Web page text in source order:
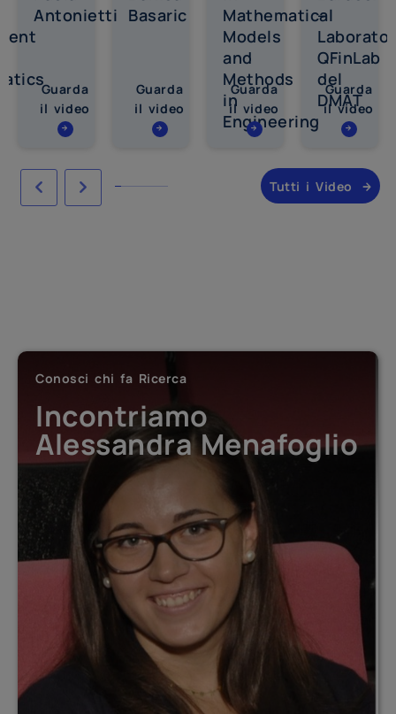
Antonietti
Guarda
il video
Basaric
Guarda
il video
Mathematical
Models
and
Methods
in
Engineering
Guarda
il video
–
QFinLab
del
DMAT
Guarda
il video
Tutti i Video
Conosci chi fa Ricerca
Incontriamo Antonino
De Martino
Conosci chi fa Ricerca
Incontriamo
Alessandra Menafoglio
Conosci chi fa Ricerca
Incontriamo Federico
Girotti